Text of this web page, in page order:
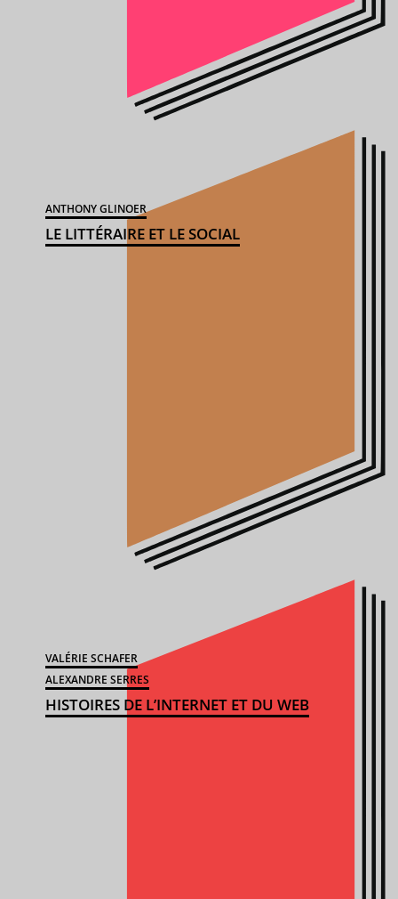
ANTHONY GLINOER
LE LITTÉRAIRE ET LE SOCIAL
VALÉRIE SCHAFER
ALEXANDRE SERRES
HISTOIRES DE L’INTERNET ET DU WEB